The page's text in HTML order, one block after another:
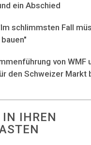
ein Abschied
schlimmsten Fall
von WMF
den Schweizer Markt
IN IHREN